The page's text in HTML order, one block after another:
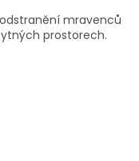
mravenců
prostorech.